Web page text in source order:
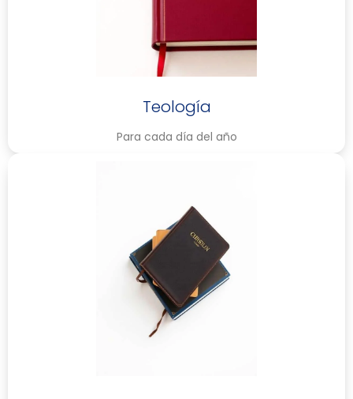
Teología
Para cada día del año